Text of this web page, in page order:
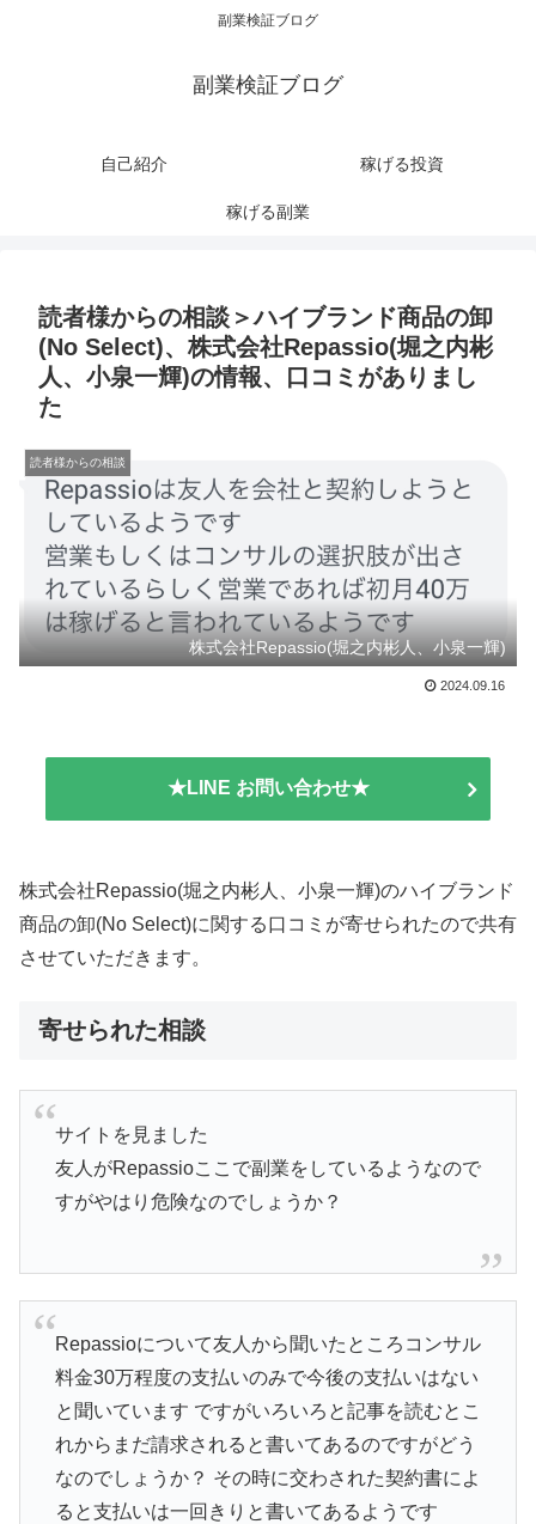
副業検証ブログ
副業検証ブログ
自己紹介 稼げる投資
稼げる副業
読者様からの相談＞ハイブランド商品の卸
(No Select)、株式会社Repassio(堀之内彬
人、小泉一輝)の情報、口コミがありまし
た
読者様からの相談
株式会社Repassio(堀之内彬人、小泉一輝)
2024.09.16
★LINE お問い合わせ★
株式会社Repassio(堀之内彬人、小泉一輝)のハイブランド
商品の卸(No Select)に関する口コミが寄せられたので共有
させていただきます。
寄せられた相談
サイトを見ました
友人がRepassioここで副業をしているようなので
すがやはり危険なのでしょうか？
Repassioについて友人から聞いたところコンサル
料金30万程度の支払いのみで今後の支払いはない
と聞いています ですがいろいろと記事を読むとこ
れからまだ請求されると書いてあるのですがどう
なのでしょうか？ その時に交わされた契約書によ
ると支払いは一回きりと書いてあるようです